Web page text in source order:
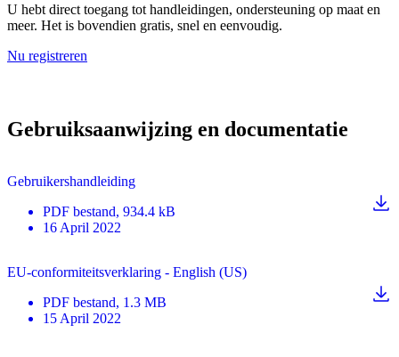
U hebt direct toegang tot handleidingen, ondersteuning op maat en
meer. Het is bovendien gratis, snel en eenvoudig.
Nu registreren
Gebruiksaanwijzing en documentatie
Gebruikershandleiding
PDF bestand, 934.4 kB
16 April 2022
EU-conformiteitsverklaring - English (US)
PDF bestand, 1.3 MB
15 April 2022